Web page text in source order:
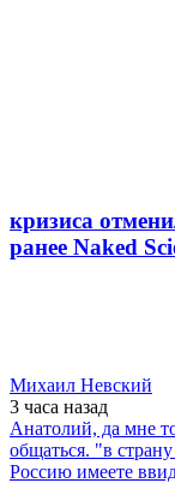
кризиса
ранее Naked
Михаил Невский
3 часа назад
Анатолий, да мне
общаться. "в
Россию имеете